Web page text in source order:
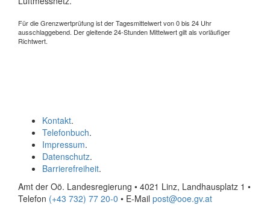
Für die Grenzwertprüfung ist der Tagesmittelwert von 0 bis 24 Uhr
ausschlaggebend. Der gleitende 24-Stunden Mittelwert gilt als vorläufiger
Richtwert.
Kontakt.
Telefonbuch.
Impressum.
Datenschutz.
Barrierefreiheit.
Amt der Oö. Landesregierung • 4021 Linz, Landhausplatz 1 •
Telefon (+43 732) 77 20-0 • E-Mail post@ooe.gv.at